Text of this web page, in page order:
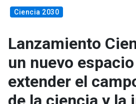
Inicio
Quiénes somos
Ciencia 2030
Lanzamiento
un nuevo
extender el